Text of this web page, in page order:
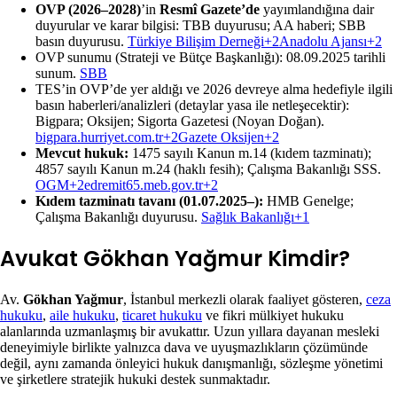
OVP (2026–2028)’in Resmî Gazete’de yayımlandığına dair
duyurular ve karar bilgisi: TBB duyurusu; AA haberi; SBB
basın duyurusu. Türkiye Bilişim Derneği+2Anadolu Ajansı+2
OVP sunumu (Strateji ve Bütçe Başkanlığı): 08.09.2025 tarihli
sunum. SBB
TES’in OVP’de yer aldığı ve 2026 devreye alma hedefiyle ilgili
basın haberleri/analizleri (detaylar yasa ile netleşecektir):
Bigpara; Oksijen; Sigorta Gazetesi (Noyan Doğan).
bigpara.hurriyet.com.tr+2Gazete Oksijen+2
Mevcut hukuk: 1475 sayılı Kanun m.14 (kıdem tazminatı);
4857 sayılı Kanun m.24 (haklı fesih); Çalışma Bakanlığı SSS.
OGM+2edremit65.meb.gov.tr+2
Kıdem tazminatı tavanı (01.07.2025–): HMB Genelge;
Çalışma Bakanlığı duyurusu. Sağlık Bakanlığı+1
Avukat Gökhan Yağmur Kimdir?
Av. Gökhan Yağmur, İstanbul merkezli olarak faaliyet gösteren, ceza
hukuku, aile hukuku, ticaret hukuku ve fikri mülkiyet hukuku
alanlarında uzmanlaşmış bir avukattır. Uzun yıllara dayanan mesleki
deneyimiyle birlikte yalnızca dava ve uyuşmazlıkların çözümünde
değil, aynı zamanda önleyici hukuk danışmanlığı, sözleşme yönetimi
ve şirketlere stratejik hukuki destek sunmaktadır.